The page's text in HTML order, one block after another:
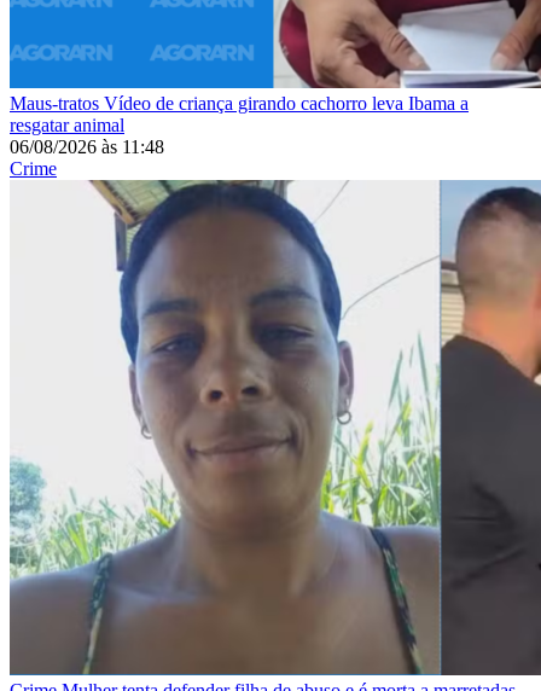
Maus-tratos Vídeo de criança girando cachorro leva Ibama a
resgatar animal
06/08/2026 às 11:48
Crime